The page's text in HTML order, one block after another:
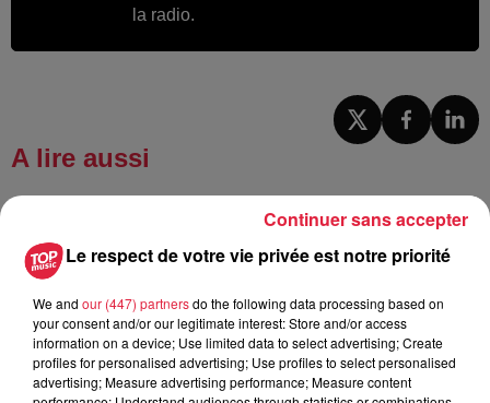
la radio.
A lire aussi
robinets
6 août 2026
Tags antisémites à Strasbourg :
Le respect de votre vie privée est notre priorité
We and our (447) partnersdo the following data processing based on
your consent and/or our legitimate interest: Store and/or access
information on a device; Use limited data to select advertising; Create
profiles for personalised advertising; Use profiles to select personalised
advertising; Measure advertising performance; Measure content
Continuer sans accepter